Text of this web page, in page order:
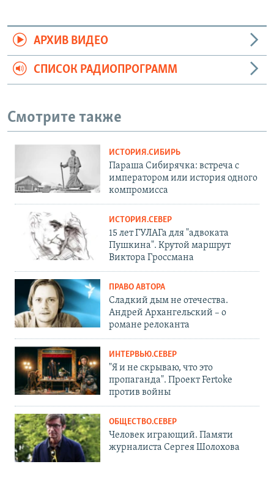
АРХИВ ВИДЕО
СПИСОК РАДИОПРОГРАММ
Смотрите также
ИСТОРИЯ.СИБИРЬ
Параша Сибирячка: встреча с
императором или история одного
компромисса
ИСТОРИЯ.СЕВЕР
15 лет ГУЛАГа для "адвоката
Пушкина". Крутой маршрут
Виктора Гроссмана
ПРАВО АВТОРА
Сладкий дым не отечества.
Андрей Архангельский – о
романе релоканта
ИНТЕРВЬЮ.СЕВЕР
"Я и не скрываю, что это
пропаганда". Проект Fertoke
против войны
ОБЩЕСТВО.СЕВЕР
Человек играющий. Памяти
журналиста Сергея Шолохова